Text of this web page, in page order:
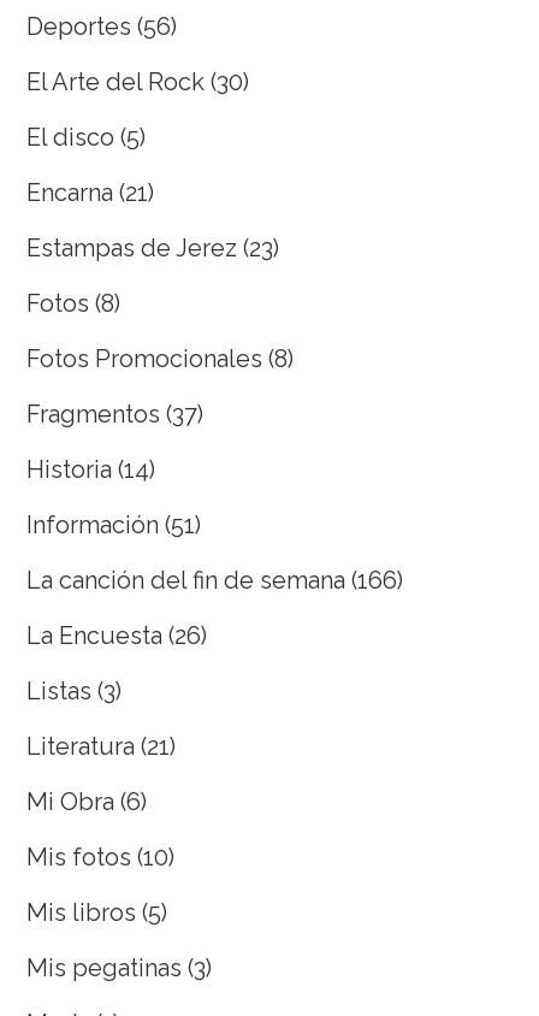
Deportes (56)
El Arte del Rock (30)
El disco (5)
Encarna (21)
Estampas de Jerez (23)
Fotos (8)
Fotos Promocionales (8)
Fragmentos (37)
Historia (14)
Información (51)
La canción del fin de semana (166)
La Encuesta (26)
Listas (3)
Literatura (21)
Mi Obra (6)
Mis fotos (10)
Mis libros (5)
Mis pegatinas (3)